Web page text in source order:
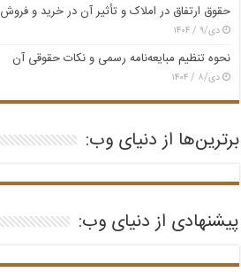
حقوق ارتفاق در املاک و تأثیر آن در خرید و فروش
دی/۹ / ۱۴۰۴
نحوه تنظیم مبایعه‌نامه رسمی و نکات حقوقی آن
دی/۸ / ۱۴۰۴
برترین‌ها از دنیای وب:
پیشنهادی از دنیای وب: